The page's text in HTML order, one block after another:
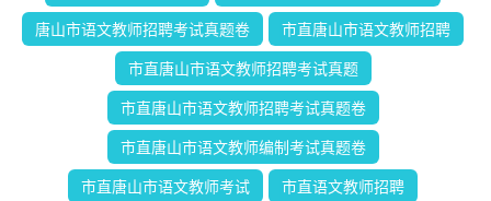
唐山市语文教师招聘考试真题卷 市直唐山市语文教师招聘
市直唐山市语文教师招聘考试真题
市直唐山市语文教师招聘考试真题卷
市直唐山市语文教师编制考试真题卷
市直唐山市语文教师考试 市直语文教师招聘